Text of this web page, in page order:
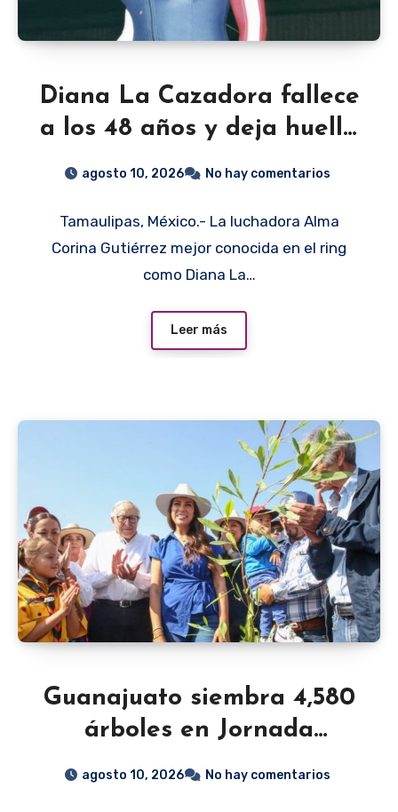
Diana La Cazadora fallece
a los 48 años y deja huella
en la lucha libre y la
agosto 10, 2026 No hay comentarios
Tamaulipas, México.- La luchadora Alma
Corina Gutiérrez mejor conocida en el ring
como Diana La…
Leer más
Guanajuato siembra 4,580
árboles en Jornada
Nacional de Reforestación
agosto 10, 2026 No hay comentarios